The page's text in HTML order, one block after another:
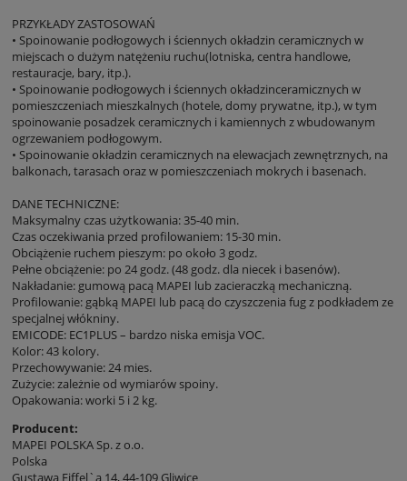
PRZYKŁADY ZASTOSOWAŃ
• Spoinowanie podłogowych i ściennych okładzin ceramicznych w
miejscach o dużym natężeniu ruchu(lotniska, centra handlowe,
restauracje, bary, itp.).
• Spoinowanie podłogowych i ściennych okładzinceramicznych w
pomieszczeniach mieszkalnych (hotele, domy prywatne, itp.), w tym
spoinowanie posadzek ceramicznych i kamiennych z wbudowanym
ogrzewaniem podłogowym.
• Spoinowanie okładzin ceramicznych na elewacjach zewnętrznych, na
balkonach, tarasach oraz w pomieszczeniach mokrych i basenach.
DANE TECHNICZNE:
Maksymalny czas użytkowania: 35-40 min.
Czas oczekiwania przed profilowaniem: 15-30 min.
Obciążenie ruchem pieszym: po około 3 godz.
Pełne obciążenie: po 24 godz. (48 godz. dla niecek i basenów).
Nakładanie: gumową pacą MAPEI lub zacieraczką mechaniczną.
Profilowanie: gąbką MAPEI lub pacą do czyszczenia fug z podkładem ze
specjalnej włókniny.
EMICODE: EC1PLUS – bardzo niska emisja VOC.
Kolor: 43 kolory.
Przechowywanie: 24 mies.
Zużycie: zależnie od wymiarów spoiny.
Opakowania: worki 5 i 2 kg.
Producent:
MAPEI POLSKA Sp. z o.o.
Polska
Gustawa Eiffel`a 14, 44-109 Gliwice